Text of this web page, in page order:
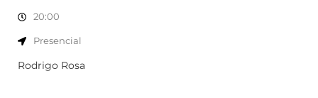
20:00
Presencial
Rodrigo Rosa